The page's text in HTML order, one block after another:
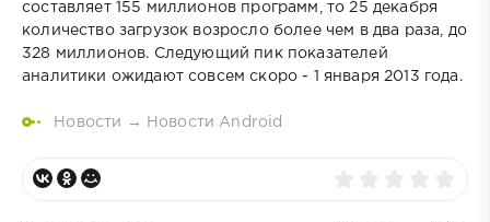
составляет 155 миллионов программ, то 25 декабря
количество загрузок возросло более чем в два раза, до
328 миллионов. Следующий пик показателей
аналитики ожидают совсем скоро - 1 января 2013 года.
Новости → Новости Android